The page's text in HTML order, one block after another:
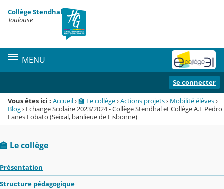
Menu de la rubrique
Contenu
Collège Stendhal
Toulouse
MENU
Se connecter
Vous êtes ici : Accueil›🏫 Le collège›Actions projets› Mobilité élèves›
Blog› Echange Scolaire 2023/2024 - Collège Stendhal et Collège A.E Pedro
Eanes Lobato (Seixal, banlieue de Lisbonne)
🏫 Le collège
Présentation
Structure pédagogique